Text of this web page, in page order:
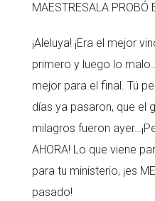
MAESTRESALA PROBÓ
¡Aleluya! ¡Era el mejor
primero y luego lo
mejor para el final. Tú
días ya pasaron, que el
milagros fueron
AHORA! Lo que viene
para tu ministerio, ¡es
pasado!